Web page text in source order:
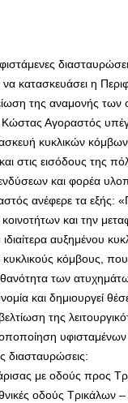
κατασκευάσει η
της αναμονής
Κώστας Αγοραστός
κυκλικών
στις εισόδους της
και φορέα
ανέφερε τα εξής:
κοινοτήτων και την
αυξημένου
κόμβους,
των
και δημιουργεί
της
διασταυρώσεις:
με οδούς προς
οδούς Τρικάλων